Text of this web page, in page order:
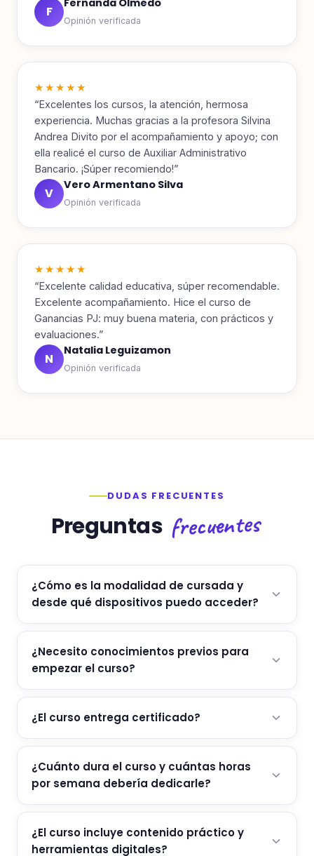
F
Opinión verificada
★★★★★
“Excelentes los cursos, la atención, hermosa
experiencia. Muchas gracias a la profesora Silvina
Andrea Divito por el acompañamiento y apoyo; con
ella realicé el curso de Auxiliar Administrativo
Bancario. ¡Súper recomiendo!”
V
Vero Armentano Silva
Opinión verificada
★★★★★
“Excelente calidad educativa, súper recomendable.
Excelente acompañamiento. Hice el curso de
Ganancias PJ: muy buena materia, con prácticos y
evaluaciones.”
N
Natalia Leguizamon
Opinión verificada
DUDAS FRECUENTES
Preguntas frecuentes
¿Cómo es la modalidad de cursada y
desde qué dispositivos puedo acceder?
¿Necesito conocimientos previos para
empezar el curso?
¿El curso entrega certificado?
¿Cuánto dura el curso y cuántas horas
por semana debería dedicarle?
¿El curso incluye contenido práctico y
herramientas digitales?